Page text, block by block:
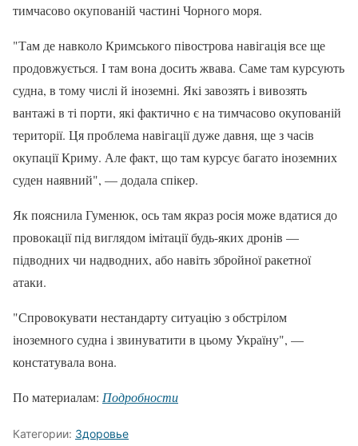
тимчасово окупованій частині Чорного моря.
"Там де навколо Кримського півострова навігація все ще
продовжується. І там вона досить жвава. Саме там курсують
судна, в тому числі й іноземні. Які завозять і вивозять
вантажі в ті порти, які фактично є на тимчасово окупованій
території. Ця проблема навігації дуже давня, ще з часів
окупації Криму. Але факт, що там курсує багато іноземних
суден наявний", — додала спікер.
Як пояснила Гуменюк, ось там якраз росія може вдатися до
провокації під виглядом імітації будь-яких дронів —
підводних чи надводних, або навіть збройної ракетної
атаки.
"Спровокувати нестандарту ситуацію з обстрілом
іноземного судна і звинуватити в цьому Україну", —
констатувала вона.
По материалам: Подробности
Категории: Здоровье